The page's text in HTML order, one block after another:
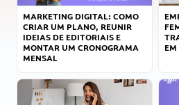
MARKETING DIGITAL: COMO
CRIAR UM PLANO, REUNIR
IDEIAS DE EDITORIAIS E
MONTAR UM CRONOGRAMA
MENSAL